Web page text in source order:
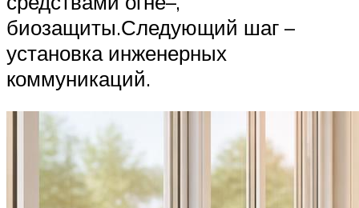
биозащиты.Следующий шаг –
установка инженерных
коммуникаций.